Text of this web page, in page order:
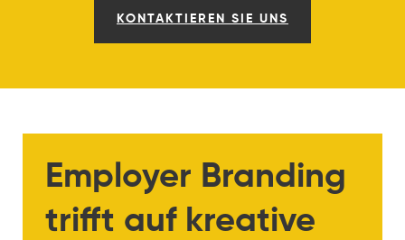
KONTAKTIEREN SIE UNS
Employer Branding
trifft auf kreative